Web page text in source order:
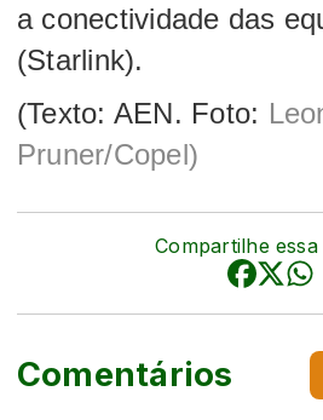
a conectividade das
(Starlink).
(Texto: AEN. Foto:
Pruner/Copel)
Compartilhe
Comentários